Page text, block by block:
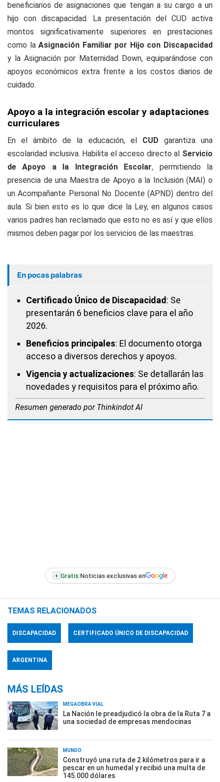
beneficiarios de asignaciones que tengan a su cargo a un
hijo con discapacidad. La presentación del CUD activa
montos significativamente superiores en prestaciones
como laAsignación Familiar por Hijo con Discapacidad
y la Asignación por Maternidad Down, equiparándose con
apoyos económicos extra frente a los costos diarios de
cuidado.
Apoyo a la integración escolar y adaptaciones
curriculares
En el ámbito de la educación, el CUD garantiza una
escolaridad inclusiva. Habilita el acceso directo al Servicio
de Apoyo a la Integración Escolar, permitiendo la
presencia de una Maestra de Apoyo a la Inclusión (MAI) o
un Acompañante Personal No Docente (APND) dentro del
aula. Si bien esto es lo que dice la Ley, en algunos casos
varios padres han reclamado que esto no es así y que ellos
mismos deben pagar por los servicios de las maestras.
En pocas palabras
Certificado Único de Discapacidad : Se
presentarán 6 beneficios clave para el año
2026.
Beneficios principales: El documento otorga
acceso a diversos derechos y apoyos.
Vigencia y actualizaciones: Se detallarán las
novedades y requisitos para el próximo año.
Resumen generado por Thinkindot AI
+ Gratis:Noticias exclusivas en
TEMAS RELACIONADOS
DISCAPACIDAD CERTIFICADO ÚNICO DE DISCAPACIDAD
ARGENTINA
MÁS LEÍDAS
MEGAOBRA VIAL
La Nación le preadjudicó la obra de la Ruta 7 a
una sociedad de empresas mendocinas
MUNDO
Construyó una ruta de 2 kilómetros para ir a
pescar en un humedal y recibió una multa de
145.000 dólares